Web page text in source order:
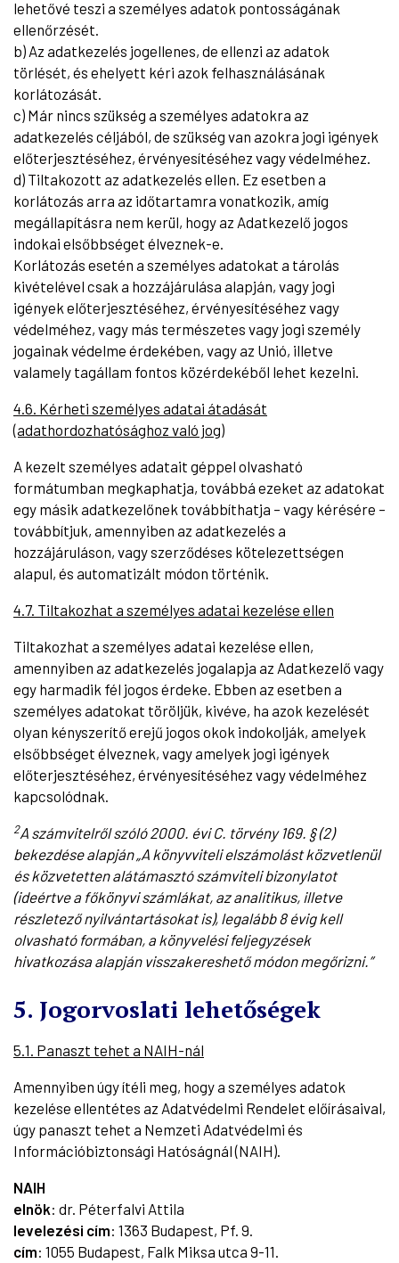
lehetővé teszi a személyes adatok pontosságának
ellenőrzését.
b) Az adatkezelés jogellenes, de ellenzi az adatok
törlését, és ehelyett kéri azok felhasználásának
korlátozását.
c) Már nincs szükség a személyes adatokra az
adatkezelés céljából, de szükség van azokra jogi igények
előterjesztéséhez, érvényesítéséhez vagy védelméhez.
d) Tiltakozott az adatkezelés ellen. Ez esetben a
korlátozás arra az időtartamra vonatkozik, amíg
megállapításra nem kerül, hogy az Adatkezelő jogos
indokai elsőbbséget élveznek-e.
Korlátozás esetén a személyes adatokat a tárolás
kivételével csak a hozzájárulása alapján, vagy jogi
igények előterjesztéséhez, érvényesítéséhez vagy
védelméhez, vagy más természetes vagy jogi személy
jogainak védelme érdekében, vagy az Unió, illetve
valamely tagállam fontos közérdekéből lehet kezelni.
4.6. Kérheti személyes adatai átadását
(adathordozhatósághoz való jog)
A kezelt személyes adatait géppel olvasható
formátumban megkaphatja, továbbá ezeket az adatokat
egy másik adatkezelőnek továbbíthatja – vagy kérésére –
továbbítjuk, amennyiben az adatkezelés a
hozzájáruláson, vagy szerződéses kötelezettségen
alapul, és automatizált módon történik.
4.7. Tiltakozhat a személyes adatai kezelése ellen
Tiltakozhat a személyes adatai kezelése ellen,
amennyiben az adatkezelés jogalapja az Adatkezelő vagy
egy harmadik fél jogos érdeke. Ebben az esetben a
személyes adatokat töröljük, kivéve, ha azok kezelését
olyan kényszerítő erejű jogos okok indokolják, amelyek
elsőbbséget élveznek, vagy amelyek jogi igények
előterjesztéséhez, érvényesítéséhez vagy védelméhez
kapcsolódnak.
2A számvitelről szóló 2000. évi C. törvény 169. § (2)
bekezdése alapján „A könyvviteli elszámolást közvetlenül
és közvetetten alátámasztó számviteli bizonylatot
(ideértve a főkönyvi számlákat, az analitikus, illetve
részletező nyilvántartásokat is), legalább 8 évig kell
olvasható formában, a könyvelési feljegyzések
hivatkozása alapján visszakereshető módon megőrizni.”
5. Jogorvoslati lehetőségek
5.1. Panaszt tehet a NAIH-nál
Amennyiben úgy ítéli meg, hogy a személyes adatok
kezelése ellentétes az Adatvédelmi Rendelet előírásaival,
úgy panaszt tehet a Nemzeti Adatvédelmi és
Információbiztonsági Hatóságnál (NAIH).
NAIH
elnök: dr. Péterfalvi Attila
levelezési cím: 1363 Budapest, Pf. 9.
cím: 1055 Budapest, Falk Miksa utca 9-11.